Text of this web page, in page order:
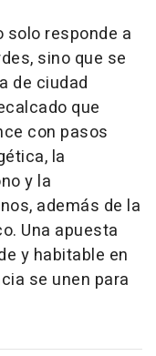
solo responde a
sino que se
de ciudad
que
con pasos
la
y la
además de la
Una apuesta
y habitable en
se unen para